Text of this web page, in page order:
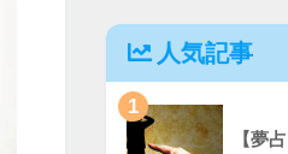
人気記事
1
【夢